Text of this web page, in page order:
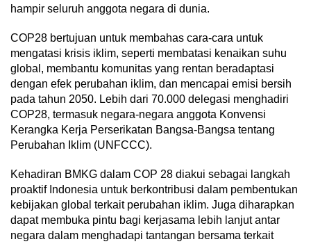
hampir seluruh anggota negara di dunia.
COP28 bertujuan untuk membahas cara-cara untuk
mengatasi krisis iklim, seperti membatasi kenaikan suhu
global, membantu komunitas yang rentan beradaptasi
dengan efek perubahan iklim, dan mencapai emisi bersih
pada tahun 2050. Lebih dari 70.000 delegasi menghadiri
COP28, termasuk negara-negara anggota Konvensi
Kerangka Kerja Perserikatan Bangsa-Bangsa tentang
Perubahan Iklim (UNFCCC).
Kehadiran BMKG dalam COP 28 diakui sebagai langkah
proaktif Indonesia untuk berkontribusi dalam pembentukan
kebijakan global terkait perubahan iklim. Juga diharapkan
dapat membuka pintu bagi kerjasama lebih lanjut antar
negara dalam menghadapi tantangan bersama terkait